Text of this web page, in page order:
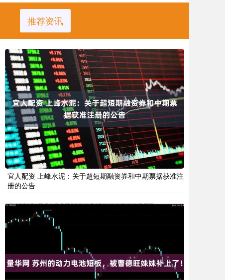
推荐资讯
宜人配资 上峰水泥：关于超短期融资券和中期票据获准注
册的公告